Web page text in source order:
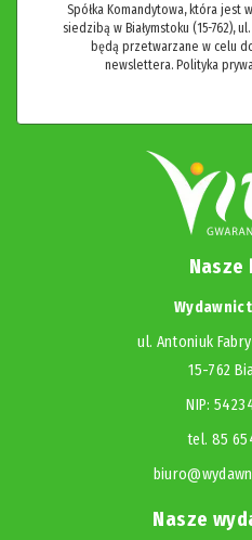
Spółka Komandytowa, która jest
siedzibą w Białymstoku (15-762),
będą przetwarzane w celu
newslettera. Polityka
Nasze
ul. Antoniuk
15-762
NIP:
tel. 85
Nasze